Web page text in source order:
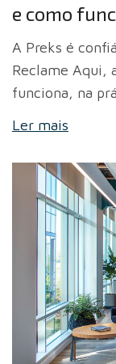
e como
A Preks é
Reclame Aqui,
funciona, na
Ler mais